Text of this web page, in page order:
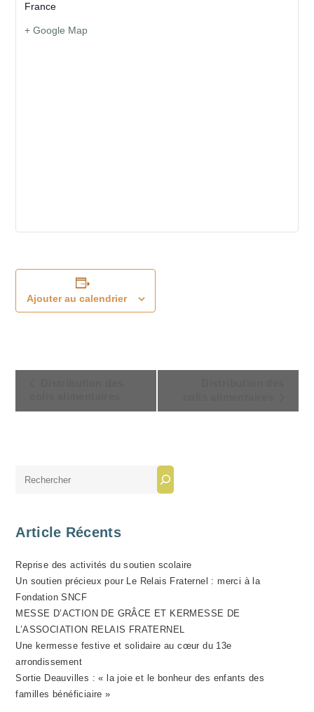
France
+ Google Map
Ajouter au calendrier
O
É
V
È
N
E
M
E
N
Article Récents
Reprise des activités du soutien scolaire
Un soutien précieux pour Le Relais Fraternel : merci à la
Fondation SNCF
MESSE D’ACTION DE GRÂCE ET KERMESSE DE
L’ASSOCIATION RELAIS FRATERNEL
Une kermesse festive et solidaire au cœur du 13e
arrondissement
Sortie Deauvilles : « la joie et le bonheur des enfants des
familles bénéficiaire »